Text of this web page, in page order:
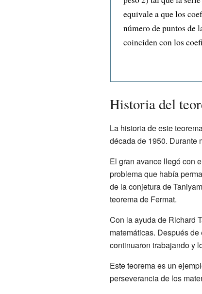
equivale a que los
número de puntos de
coinciden con los
Historia del
La historia de este
década de 1950. Durante
El gran avance llegó con
problema que había
de la conjetura de
teorema de Fermat.
Con la ayuda de Richard
matemáticas. Después
continuaron trabajando y
Este teorema es un
perseverancia de los